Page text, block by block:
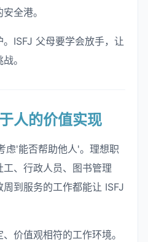
全港。
ISFJ 父母要学会放手，让
。
人的价值实现
虑'能否帮助他人'。理想职
、行政人员、图书管理
到服务的工作都能让 ISFJ
价值观相符的工作环境。